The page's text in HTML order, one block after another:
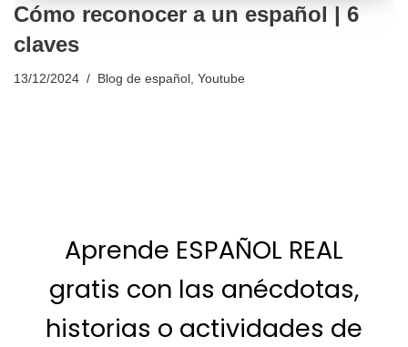
Cómo reconocer a un español | 6
claves
13/12/2024 Blog de español , Youtube
Aprende ESPAÑOL REAL
gratis con las anécdotas,
historias o actividades de